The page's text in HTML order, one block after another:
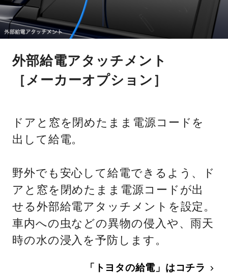
外部給電アタッチメント
［メーカーオプション］
ドアと窓を閉めたまま電源コードを
出して給電。
野外でも安心して給電できるよう、ド
アと窓を閉めたまま電源コードが出
せる外部給電アタッチメントを設定。
車内への虫などの異物の侵入や、雨天
時の水の浸入を予防します。
「トヨタの給電」はコチラ